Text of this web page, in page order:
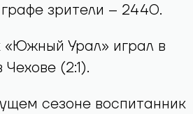
зрители – 2440.
«Южный Урал» играл в
(2:1).
сезоне воспитанник